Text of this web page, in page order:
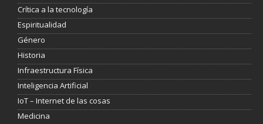
Crítica a la tecnología
Espiritualidad
Género
Historia
Infraestructura Física
Inteligencia Artificial
IoT – Internet de las cosas
Medicina